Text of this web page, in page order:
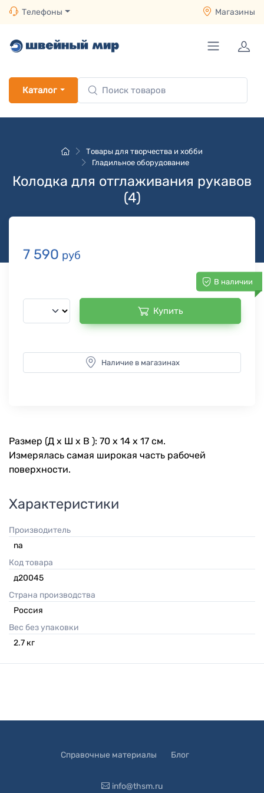
Телефоны Магазины
Каталог
Товары для творчества и хобби
Гладильное оборудование
Колодка для отглаживания рукавов
(4)
7 590 руб
В наличии
Купить
Наличие в магазинах
Размер (Д х Ш х В ): 70 х 14 х 17 см.
Измерялась самая широкая часть рабочей
поверхности.
Характеристики
Производитель
na
Код товара
д20045
Страна производства
Россия
Вес без упаковки
2.7 кг
Справочные материалы Блог
info@thsm.ru